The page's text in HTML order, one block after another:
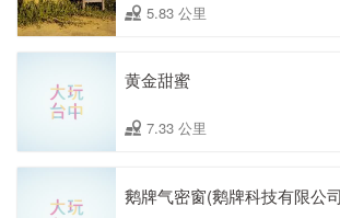
5.83 公里
黄金甜蜜
7.33 公里
鹅牌气密窗(鹅牌科技有限公